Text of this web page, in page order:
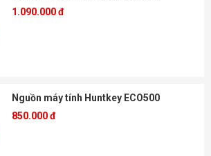
1.090.000 đ
Nguồn máy tính Huntkey ECO500
850.000 đ